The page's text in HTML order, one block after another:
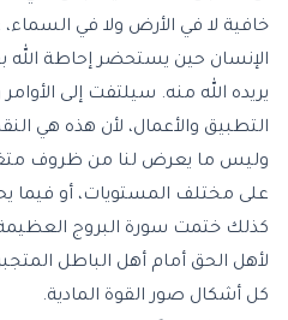
خافية لا في الأرض ولا في
الإنسان حين يستحضر إحاطة الله
يريده الله منه. سيلتفت إلى
التطبيق والأعمال، لأن هذه هي
وليس ما يعرض لنا من ظروف
على مختلف المستويات، أو فيما
كذلك ختمت سورة البروج
لأهل الحق أمام أهل الباطل
كل أشكال صور القوة المادية.